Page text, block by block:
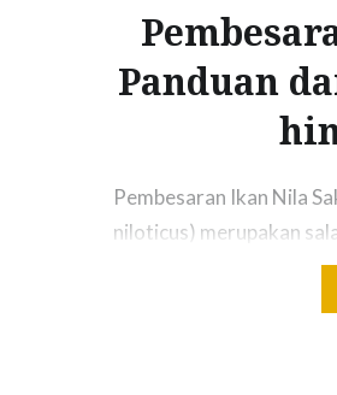
Panduan
Pembesaran Ikan Nila
niloticus) merupakan
yang populer di
cepat, ketahanan